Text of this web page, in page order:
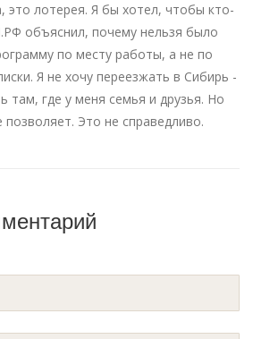
это лотерея. Я бы хотел, чтобы кто-
объяснил, почему нельзя было
по месту работы, а не по
Я не хочу переезжать в Сибирь -
там, где у меня семья и друзья. Но
позволяет. Это не справедливо.